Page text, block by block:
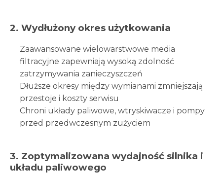
2. Wydłużony okres użytkowania
Zaawansowane wielowarstwowe media
filtracyjne zapewniają wysoką zdolność
zatrzymywania zanieczyszczeń
Dłuższe okresy między wymianami zmniejszają
przestoje i koszty serwisu
Chroni układy paliwowe, wtryskiwacze i pompy
przed przedwczesnym zużyciem
3. Zoptymalizowana wydajność silnika i
układu paliwowego